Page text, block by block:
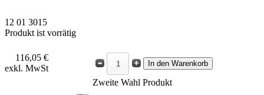
12 01 3015
Produkt ist vorrätig
116,05 €
exkl. MwSt
Zweite Wahl Produkt